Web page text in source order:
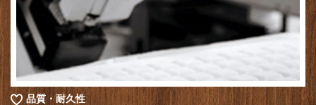
品質・耐久性